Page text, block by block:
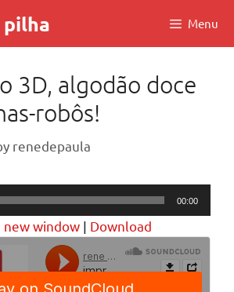
Menu
3D, algodão doce
robôs!
renedepaula
00:00
new window | Download